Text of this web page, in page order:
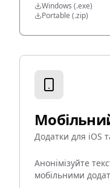
Windows (.exe)
Portable (.zip)
Додатки для iOS
Анонімізуйте
мобільними